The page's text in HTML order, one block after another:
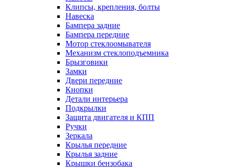
Клипсы, крепления, болты
Навеска
Бампера задние
Бампера передние
Мотор стеклоомывателя
Механизм стеклоподъемника
Брызговики
Замки
Двери передние
Кнопки
Детали интерьера
Подкрылки
Защита двигателя и КПП
Ручки
Зеркала
Крылья передние
Крылья задние
Крышки бензобака